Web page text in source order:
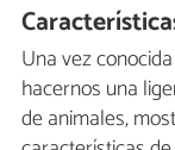
Una vez
hacernos una
de animales,